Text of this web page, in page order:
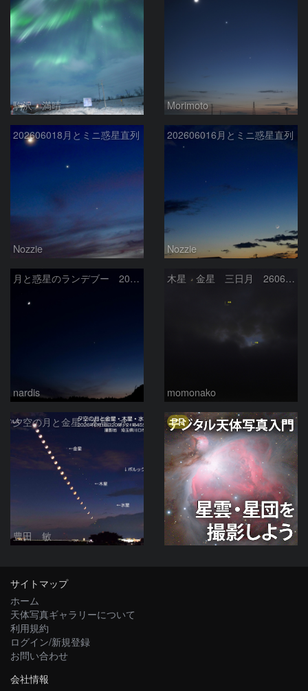
駒沢 満晴 Morimoto
202606018月とミニ惑星直列
Nozzie
202606016月とミニ惑星直列
Nozzie
月と惑星のランデブー 2026/06/19
nardis
木星 金星 三日月 260618
momonako
夕空の月と金星・木星・水星の接近 2026/6/18
豊田 敏
PR
サイトマップ
ホーム
天体写真ギャラリーについて
利用規約
ログイン/新規登録
お問い合わせ
会社情報